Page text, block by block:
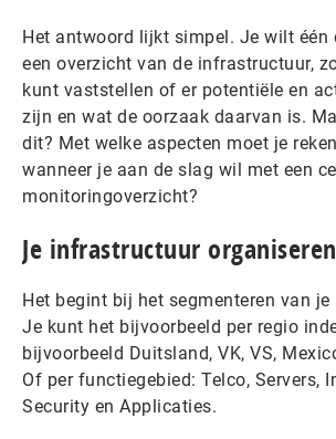
Het antwoord lijkt simpel. Je wilt één
een overzicht van de infrastructuur,
kunt vaststellen of er potentiële en
zijn en wat de oorzaak daarvan is.
dit? Met welke aspecten moet je
wanneer je aan de slag wil met een
monitoringoverzicht?
Je infrastructuur organiseren
Het begint bij het segmenteren van
Je kunt het bijvoorbeeld per regio
bijvoorbeeld Duitsland, VK, VS,
Of per functiegebied: Telco, Servers,
Security en Applicaties.